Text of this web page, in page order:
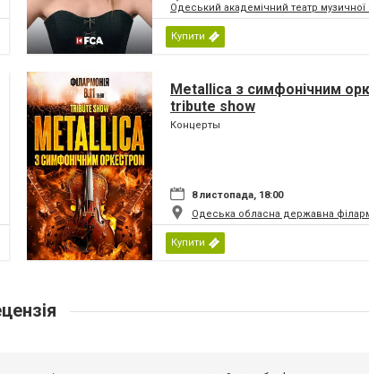
Одеський академічний театр
Купити
Metallica з симфонiчним
tribute show
Концерты
8 листопада, 18:00
Одеська обласна державна
Купити